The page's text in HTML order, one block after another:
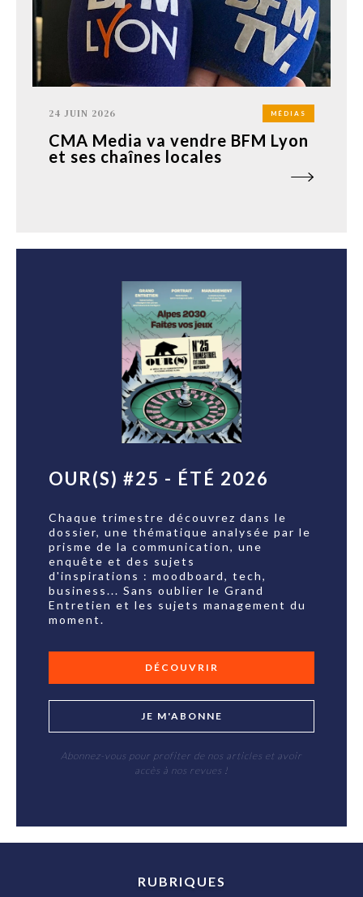
24 JUIN 2026 MÉDIAS
CMA Media va vendre BFM Lyon
et ses chaînes locales
OUR(S) #25 - ÉTÉ 2026
Chaque trimestre découvrez dans le
dossier, une thématique analysée par le
prisme de la communication, une
enquête et des sujets
d'inspirations : moodboard, tech,
business... Sans oublier le Grand
Entretien et les sujets management du
moment.
DÉCOUVRIR
JE M'ABONNE
Abonnez-vous pour profiter de nos articles et avoir
accès à nos revues !
RUBRIQUES